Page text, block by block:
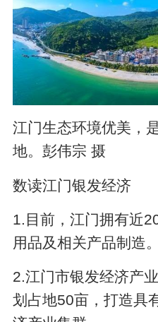
江门生态环境优美，
地。彭伟宗 摄
数读江门银发经济
1.目前，江门拥有近
用品及相关产品制造。
2.江门市银发经济产
划占地50亩，打造具